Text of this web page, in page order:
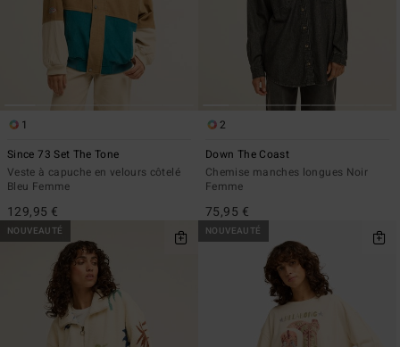
1
Since 73 Set The Tone
Veste à capuche en velours côtelé
Bleu Femme
129,95 €
2
Down The Coast
Chemise manches longues Noir
Femme
75,95 €
NOUVEAUTÉ NOUVEAUTÉ